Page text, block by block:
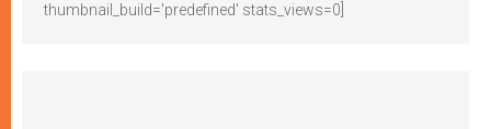
thumbnail_build='predefined' stats_views=0]